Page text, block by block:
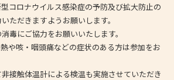
コロナウイルス感染症の予防及び拡大防止の
ただきますようお願いします。
毒にご協力をお願いいたします。
や咳・咽頭痛などの症状のある方は参加をお
接触体温計による検温も実施させていただき